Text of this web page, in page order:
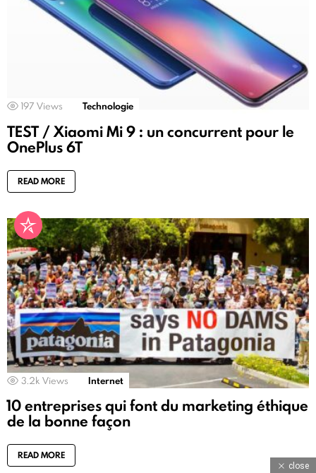
197 Views Technologie
TEST / Xiaomi Mi 9 : un concurrent pour le
OnePlus 6T
READ MORE
3.2k Views Internet
10 entreprises qui font du marketing éthique
de la bonne façon
READ MORE
close